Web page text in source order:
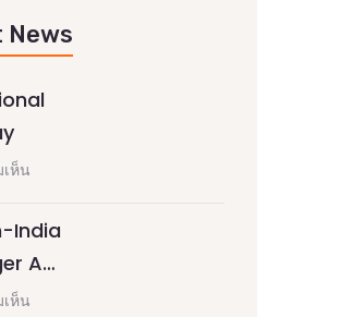
News
ห็น
India
A…
ห็น